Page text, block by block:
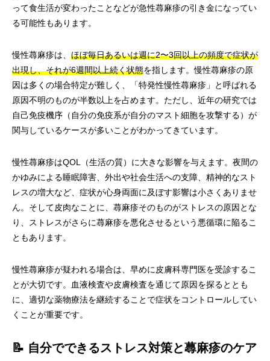
って食生活が変わったことなどが急性蕁麻疹の引き金になってい
る可能性もあります。
慢性蕁麻疹は、 ほぼ毎日あるいは週に2〜3回以上の頻度で症状が
出現し、それが6週間以上続く状態を指します。慢性蕁麻疹の原
因は多くの場合特定が難しく、「特発性慢性蕁麻疹」と呼ばれる
原因不明のものが半数以上を占めます。ただし、近年の研究では
自己免疫機序（自分の免疫系が自分のマスト細胞を攻撃する）が
関与しているケースが多いことがわかってきています。
慢性蕁麻疹はQOL（生活の質）に大きな影響を与えます。夜間の
かゆみによる睡眠障害、外出や社会生活への支障、精神的なスト
レスの増大など、症状が心身両面に及ぼす影響は小さくありませ
ん。そして皮肉なことに、蕁麻疹そのものがストレスの原因とな
り、ストレスがさらに蕁麻疹を悪化させるという悪循環に陥るこ
ともあります。
慢性蕁麻疹が疑われる場合は、早めに皮膚科専門医を受診するこ
とが大切です。血液検査や皮膚検査を通じて原因を探るととも
に、適切な薬物療法を継続することで症状をコントロールしてい
くことが重要です。
📝 自分でできるストレス対策と蕁麻疹のケア